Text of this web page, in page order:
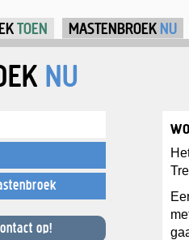
TOEN MASTENBROEK NU
NU
op!